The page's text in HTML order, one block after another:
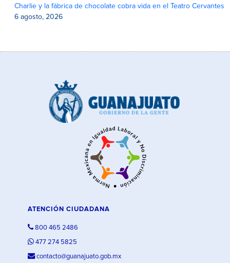
Charlie y la fábrica de chocolate cobra vida en el Teatro Cervantes
6 agosto, 2026
ATENCIÓN CIUDADANA
800 465 2486
477 274 5825
contacto@guanajuato.gob.mx